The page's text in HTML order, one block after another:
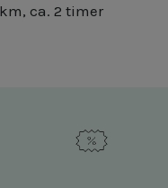
ca. 2 timer